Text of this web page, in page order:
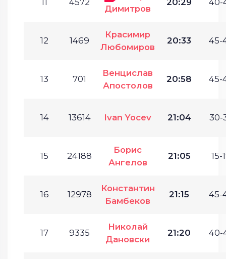
Димитров
12 1469
Красимир
Любомиров
20:33 45-
13 701
Венцислав
Апостолов
20:58 45-
14 13614 Ivan Yocev 21:04 30-
15 24188
Борис
Ангелов
21:05 15-
16 12978
Константин
Бамбеков
21:15 45-
17 9335
Николай
Дановски
21:20 40-